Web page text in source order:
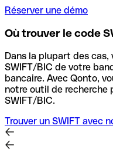
Réserver une démo
Où trouver le code
Dans la plupart des
SWIFT/BIC de votre
bancaire. Avec Qonto,
notre outil de recherche
SWIFT/BIC.
Trouver un SWIFT avec